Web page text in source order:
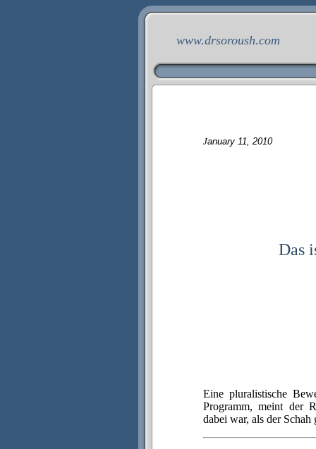
www.drsoroush.com
January 11, 2010
Das
Eine pluralistische
Programm, meint der
dabei war, als der Schah